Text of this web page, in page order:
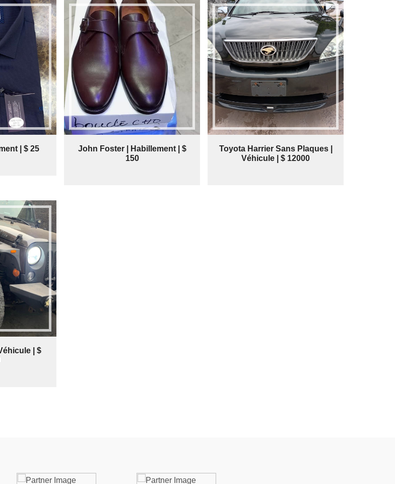
| $ 25
John Foster | Habillement | $
150
Toyota Harrier Sans Plaques |
Véhicule | $ 12000
| $